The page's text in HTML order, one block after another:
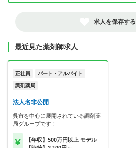
求人を保存する
最近見た薬剤師求人
正社員 パート・アルバイト
調剤薬局
法人名非公開
呉市を中心に展開されている調剤薬
局グループです！
【年収】500万円以上 モデル